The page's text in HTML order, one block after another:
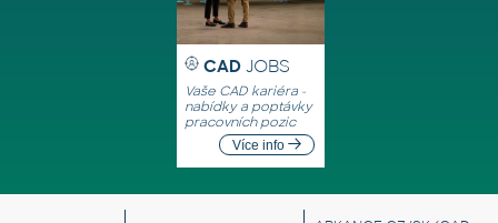
CAD JOBS
Vaše CAD kariéra -
nabídky a poptávky
pracovních pozic
Více info